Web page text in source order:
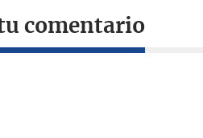
comentario